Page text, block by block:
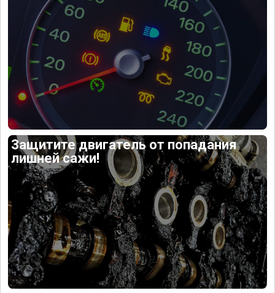
Защитите двигатель от попадания
лишней сажи!